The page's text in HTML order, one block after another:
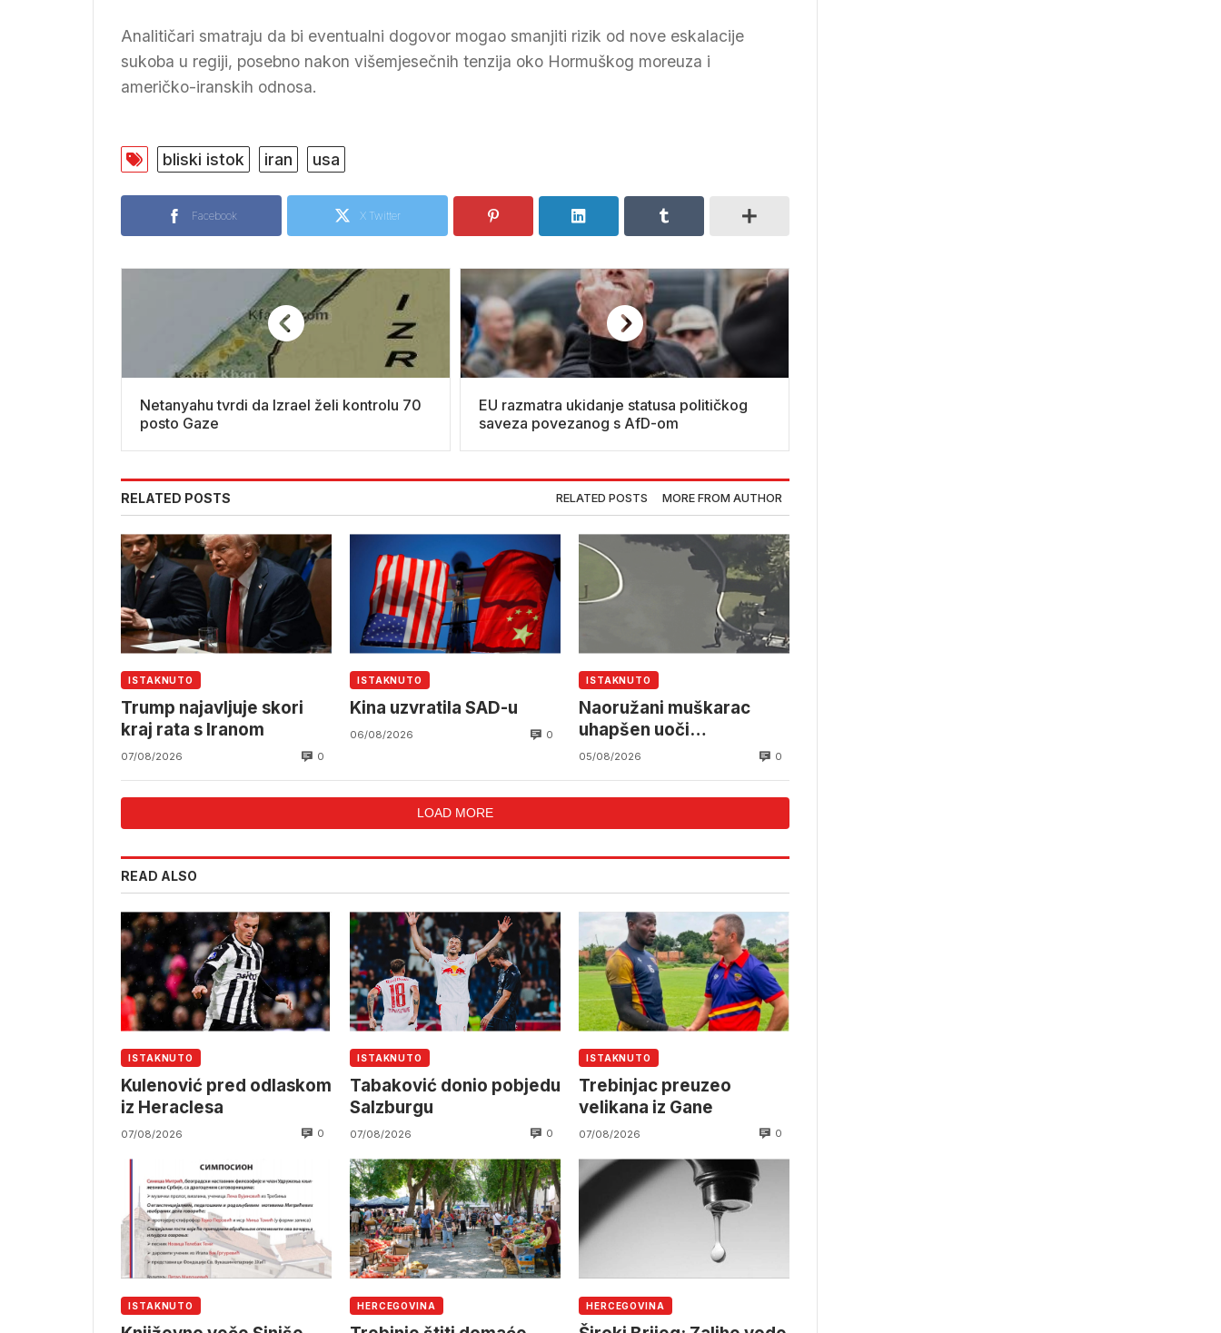
Analitičari smatraju da bi eventualni dogovor mogao smanjiti rizik od nove eskalacije
sukoba u regiji, posebno nakon višemjesečnih tenzija oko Hormuškog moreuza i
američko-iranskih odnosa.
bliski istok iran usa
Facebook X Twitter
Netanyahu tvrdi da Izrael želi kontrolu 70
posto Gaze
EU razmatra ukidanje statusa političkog
saveza povezanog s AfD-om
RELATED POSTS RELATED POSTS MORE FROM AUTHOR
ISTAKNUTO
Trump najavljuje skori
kraj rata s Iranom
07/08/2026 0
ISTAKNUTO
Kina uzvratila SAD-u
06/08/2026 0
ISTAKNUTO
Naoružani muškarac
uhapšen uoči
Trumpovog dolaska u
05/08/2026 0
LOAD MORE
READ ALSO
ISTAKNUTO
Kulenović pred odlaskom
iz Heraclesa
07/08/2026 0
ISTAKNUTO
Tabaković donio pobjedu
Salzburgu
07/08/2026 0
ISTAKNUTO
Trebinjac preuzeo
velikana iz Gane
07/08/2026 0
ISTAKNUTO HERCEGOVINA HERCEGOVINA